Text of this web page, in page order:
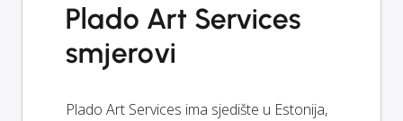
Plado Art Services
smjerovi
Plado Art Services ima sjedište u Estonija,